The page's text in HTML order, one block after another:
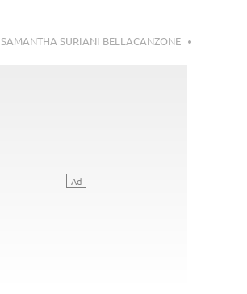
SAMANTHA SURIANI BELLACANZONE